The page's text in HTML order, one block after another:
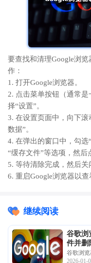
要查找和清理Google浏
作：
1. 打开Google浏览器。
2. 点击菜单按钮（通常
择“设置”。
3. 在设置页面中，向下
数据”。
4. 在弹出的窗口中，勾选
“缓存文件”等选项，然后
5. 等待清除完成，然后关
6. 重启Google浏览器以查
继续阅读
谷歌浏
件并删
谷歌浏览
2026-01-